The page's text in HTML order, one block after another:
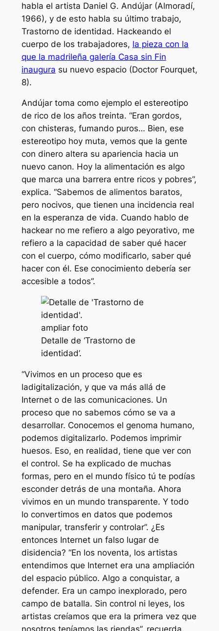
habla el artista Daniel G. Andújar (Almoradí,
1966), y de esto habla su último trabajo,
Trastorno de identidad. Hackeando el
cuerpo de los trabajadores, la pieza con la
que la madrileña galería Casa sin Fin
inaugura su nuevo espacio (Doctor Fourquet,
8).
Andújar toma como ejemplo el estereotipo
de rico de los años treinta. “Eran gordos,
con chisteras, fumando puros… Bien, ese
estereotipo hoy muta, vemos que la gente
con dinero altera su apariencia hacia un
nuevo canon. Hoy la alimentación es algo
que marca una barrera entre ricos y pobres”,
explica. “Sabemos de alimentos baratos,
pero nocivos, que tienen una incidencia real
en la esperanza de vida. Cuando hablo de
hackearno me refiero a algo peyorativo, me
refiero a la capacidad de saber qué hacer
con el cuerpo, cómo modificarlo, saber qué
hacer con él. Ese conocimiento debería ser
accesible a todos”.
ampliar foto
Detalle de ‘Trastorno de
identidad’.
“Vivimos en un proceso que es
ladigitalización, y que va más allá de
Internet o de las comunicaciones. Un
proceso que no sabemos cómo se va a
desarrollar. Conocemos el genoma humano,
podemos digitalizarlo. Podemos imprimir
huesos. Eso, en realidad, tiene que ver con
el control. Se ha explicado de muchas
formas, pero en el mundo físico tú te podías
esconder detrás de una montaña. Ahora
vivimos en un mundo transparente. Y todo
lo convertimos en datos que podemos
manipular, transferir y controlar”. ¿Es
entonces Internet un falso lugar de
disidencia? “En los noventa, los artistas
entendimos que Internet era una ampliación
del espacio público. Algo a conquistar, a
defender. Era un campo inexplorado, pero
campo de batalla. Sin control ni leyes, los
artistas creíamos que era la primera vez que
nosotros teníamos las riendas”, recuerda.